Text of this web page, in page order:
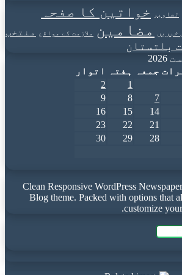
تصاویر خواتین کا صفحہ
خبریں مضامین ملازمت کے مواقع
منتخب
بلتستان
2026
جمعہ ہفتہ
اتوار
1
2
7
8
9
14
15
16
21
22
23
28
29
30
Clean Responsive WordPress
Blog theme. Packed with options that
customize